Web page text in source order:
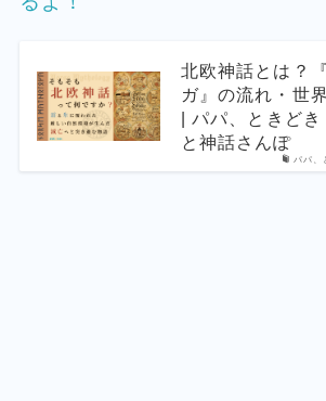
パパ、
北欧神話とは？
ガ』の流れ・世
| パパ、ときどき
と神話さんぽ